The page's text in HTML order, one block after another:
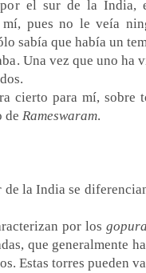
el sur de la India,
pues no le veía
sabía que había un
Una vez que uno ha
cierto para mí, sobre
de Rameswaram.
la India se
por los
que generalmente
Estas torres pueden